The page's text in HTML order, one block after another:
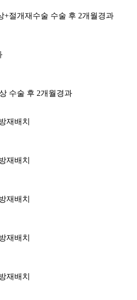
+절개재수술 수술 후 2개월경과
수술 후 2개월경과
재배치
재배치
재배치
재배치
재배치